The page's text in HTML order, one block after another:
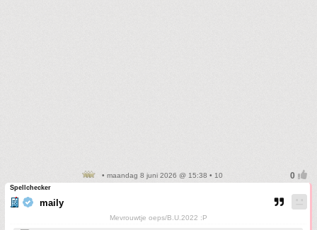
• maandag 8 juni 2026 @ 15:38 • 10
Spellchecker
maily
Mevrouwtje oeps/B.U.2022 :P